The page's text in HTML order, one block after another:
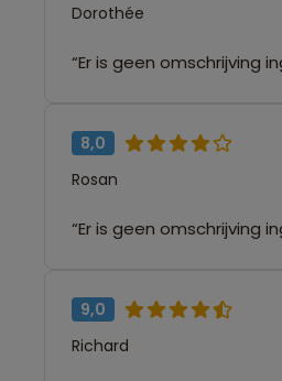
Dorothée
“Er is geen omschrijving
8,0
Rosan
“Er is geen omschrijving
9,0
Richard